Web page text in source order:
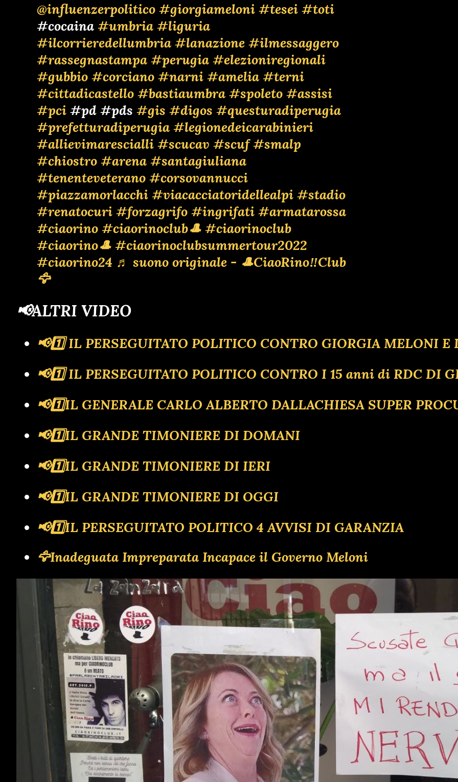
@influenzerpolitico #giorgiameloni #tesei #toti
#cocaina #umbria #liguria
#ilcorrieredellumbria #lanazione #ilmessaggero
#rassegnastampa #perugia #elezioniregionali
#gubbio #corciano #narni #amelia #terni
#cittadicastello #bastiaumbra #spoleto #assisi
#pci #pd #pds #gis #digos #questuradiperugia
#prefetturadiperugia #legionedeicarabinieri
#allievimarescialli #scucav #scuf #smalp
#chiostro #arena #santagiuliana
#tenenteveterano #corsovannucci
#piazzamorlacchi #viacacciatoridellealpi #stadio
#renatocuri #forzagrifo #ingrifati #armatarossa
#ciaorino #ciaorinoclub🎩 #ciaorinoclub
#ciaorino🎩 #ciaorinoclubsummertour2022
#ciaorino24 ♬ suono originale - 🎩CiaoRino‼️Club
🦅
📢ALTRI VIDEO
📢1️⃣ IL PERSEGUITATO POLITICO CONTRO GIORGIA MELONI E
📢1️⃣ IL PERSEGUITATO POLITICO CONTRO I 15 anni di RDC DI
📢1️⃣IL GENERALE CARLO ALBERTO DALLACHIESA SUPER
📢1️⃣IL GRANDE TIMONIERE DI DOMANI
📢1️⃣IL GRANDE TIMONIERE DI IERI
📢1️⃣IL GRANDE TIMONIERE DI OGGI
📢1️⃣IL PERSEGUITATO POLITICO 4 AVVISI DI GARANZIA
🦅Inadeguata Impreparata Incapace il Governo Meloni